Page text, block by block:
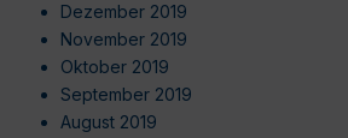
Dezember 2019
November 2019
Oktober 2019
September 2019
August 2019